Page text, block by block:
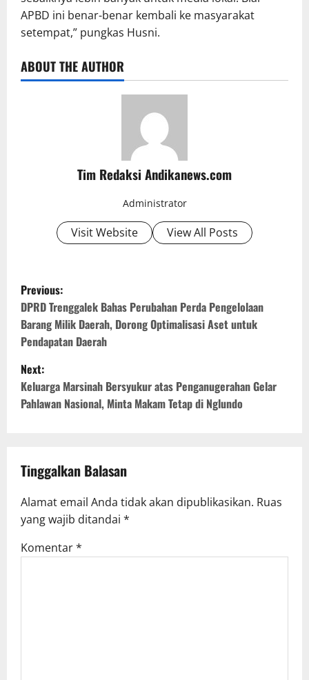
APBD ini benar-benar kembali ke masyarakat
setempat,” pungkas Husni.
ABOUT THE AUTHOR
Tim Redaksi Andikanews.com
Administrator
Visit Website View All Posts
P
o
s
t
n
a
g
t
i
o
Previous:
DPRD Trenggalek Bahas Perubahan Perda Pengelolaan
Barang Milik Daerah, Dorong Optimalisasi Aset untuk
Pendapatan Daerah
Next:
Keluarga Marsinah Bersyukur atas Penganugerahan Gelar
Pahlawan Nasional, Minta Makam Tetap di Nglundo
Tinggalkan Balasan
Alamat email Anda tidak akan dipublikasikan. Ruas
yang wajib ditandai *
Komentar*